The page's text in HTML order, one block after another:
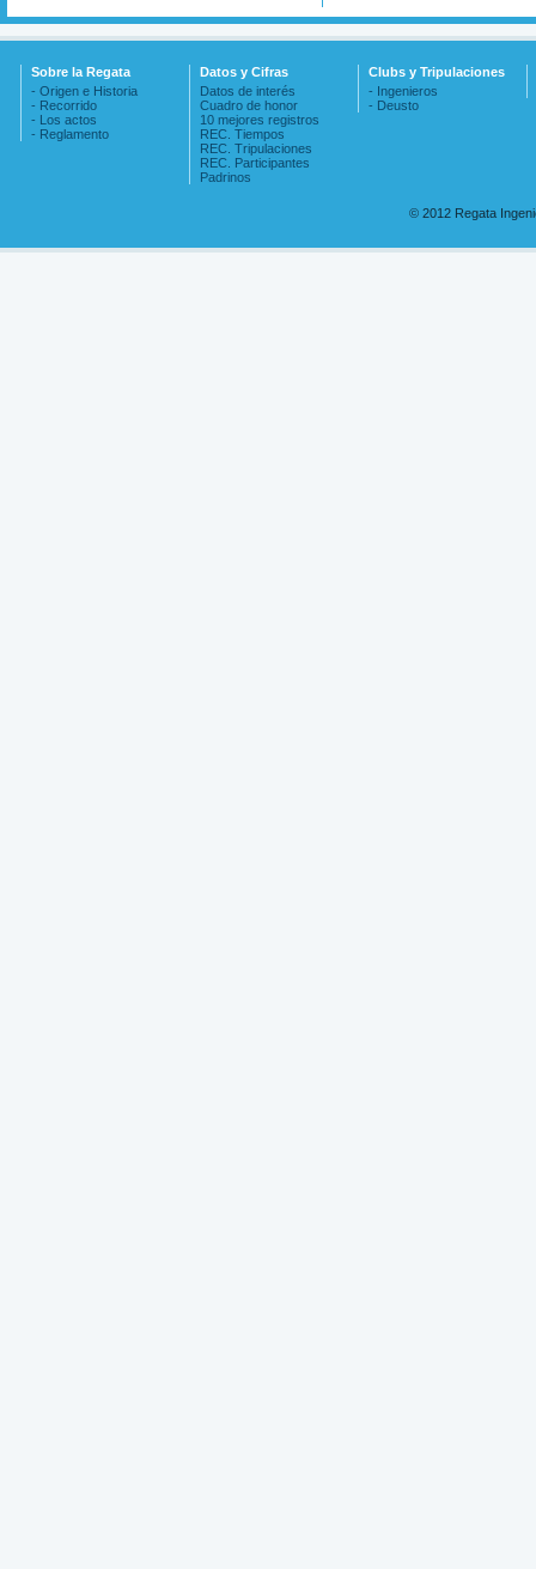
Sobre la Regata
- Origen e Historia
- Recorrido
- Los actos
- Reglamento
Datos y Cifras
Datos de interés
Cuadro de honor
10 mejores registros
REC. Tiempos
REC. Tripulaciones
REC. Participantes
Padrinos
Clubs y Tripulaciones
- Ingenieros
- Deusto
© 2012 Regata